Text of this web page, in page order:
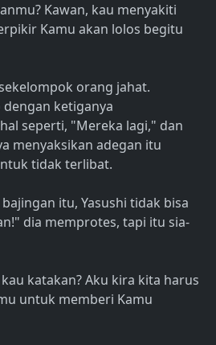
Kawan, kau menyakiti
Kamu akan lolos begitu
orang jahat.
ketiganya
seperti, "Mereka lagi," dan
menyaksikan adegan itu
tidak terlibat.
itu, Yasushi tidak bisa
dia memprotes, tapi itu sia-
katakan? Aku kira kita harus
untuk memberi Kamu